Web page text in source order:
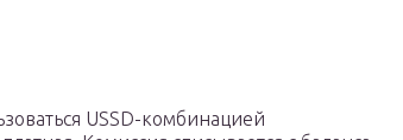
USSD-комбинацией